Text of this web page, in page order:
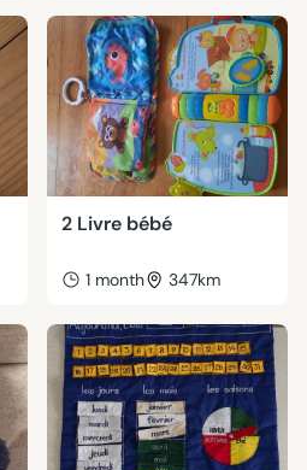
2 Livre bébé
1 month 347km